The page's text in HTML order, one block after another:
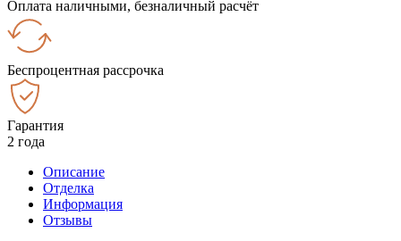
Оплата наличными, безналичный расчёт
Беспроцентная рассрочка
Гарантия
2 года
Описание
Отделка
Информация
Отзывы